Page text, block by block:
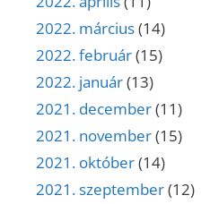
2022. március(14)
2022. február(15)
2022. január(13)
2021. december(11)
2021. november(15)
2021. október(14)
2021. szeptember(12)